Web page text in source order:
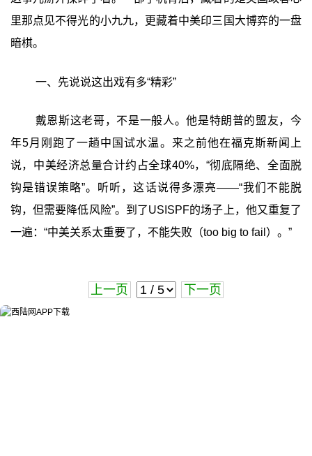
里那点见不得光的小九九，更藏着中美印三国大博弈的一盘
暗棋。
一、先说说这出戏有多“精彩”
戴恩斯这老哥，不是一般人。他是特朗普的盟友，今
年5月刚跑了一趟中国试水温。来之前他在福克斯新闻上
说，中美经济总量合计约占全球40%，“彻底隔绝、全面脱
钩是错误策略”。听听，这话说得多漂亮——“我们不能脱
钩，但需要降低风险”。到了USISPF的场子上，他又重复了
一遍：“中美关系太重要了，不能失败（too big to fail）。”
上一页 下一页